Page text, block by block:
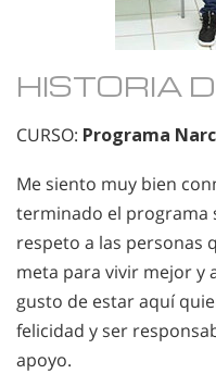
HISTORIA
CURSO: Programa
Me siento muy bien
terminado el programa
respeto a las personas
meta para vivir mejor y
gusto de estar aquí
felicidad y ser
apoyo.